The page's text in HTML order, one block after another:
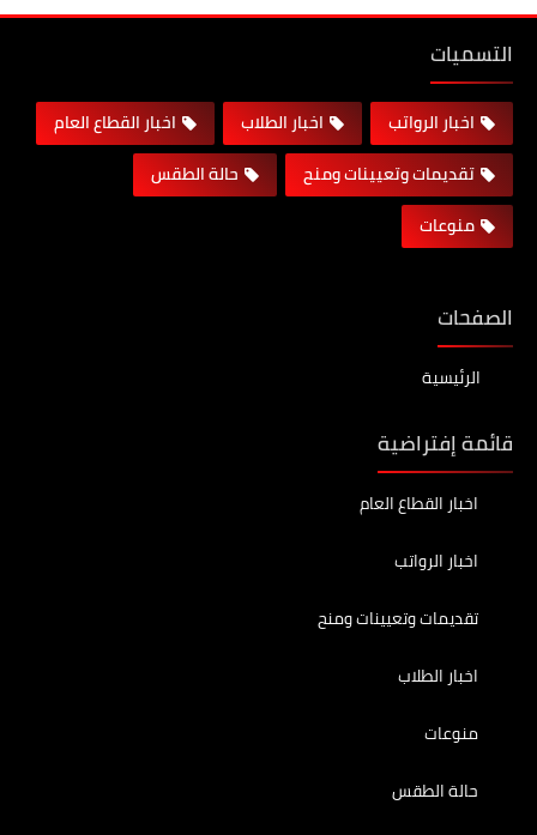
التسميات
اخبار الرواتب اخبار الطلاب
اخبار القطاع العام
تقديمات وتعيينات ومنح
حالة الطقس
منوعات
الصفحات
الرئيسية
قائمة إفتراضية
اخبار القطاع العام
اخبار الرواتب
تقديمات وتعيينات ومنح
اخبار الطلاب
منوعات
حالة الطقس